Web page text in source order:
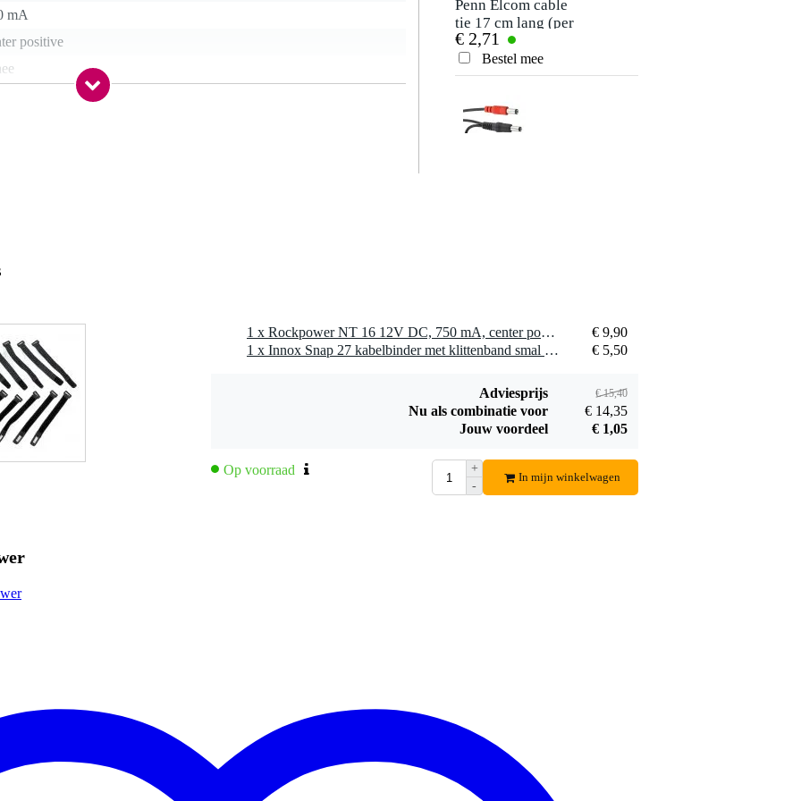
mA
positive
Penn Elcom cable
tie 17 cm lang (per
stuk)
€ 2,71
Bestel mee
Schlagwerk CKS
10 klittenband strip
Bestel mee
Brennenstuhl Eco
1 x Rockpower NT 16 12V DC, 750 mA, center positive, adapter
€ 9,90
1 x Innox Snap 27 kabelbinder met klittenband smal zwart (10 stuks)
€ 5,50
Adviesprijs € 15,40
Nu als combinatie voor
€ 14,35
Jouw voordeel
€ 1,05
Op voorraad
+
-
In mijn winkelwagen